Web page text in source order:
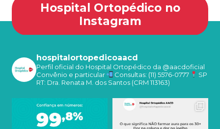
Hospital Ortopédico no
Instagram
hospitalortopedicoaacd
Perfil oficial do Hospital Ortopédico da @aacdoficial
Convênio e particular
Consultas: (11) 5576-0777
SP
RT: Dra. Renata M. dos Santos (CRM 113163)